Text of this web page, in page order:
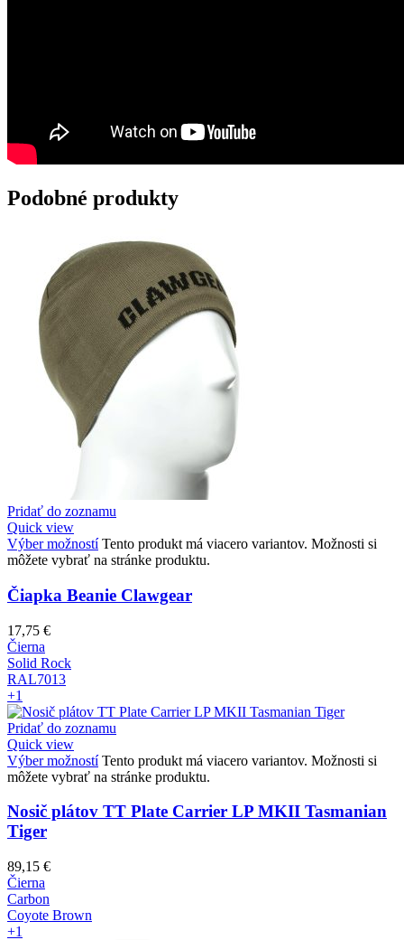
Podobné produkty
Pridať do zoznamu
Quick view
Výber možností Tento produkt má viacero variantov. Možnosti si
môžete vybrať na stránke produktu.
Čiapka Beanie Clawgear
17,75 €
Čierna
Solid Rock
RAL7013
+1
Pridať do zoznamu
Quick view
Výber možností Tento produkt má viacero variantov. Možnosti si
môžete vybrať na stránke produktu.
Nosič plátov TT Plate Carrier LP MKII Tasmanian
Tiger
89,15 €
Čierna
Carbon
Coyote Brown
+1